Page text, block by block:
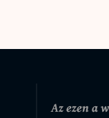
Az ezen a